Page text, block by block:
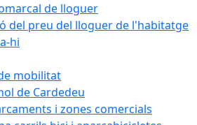
de lloguer
del preu del lloguer de l'habitatge
hi
mobilitat
de Cardedeu
i zones comercials